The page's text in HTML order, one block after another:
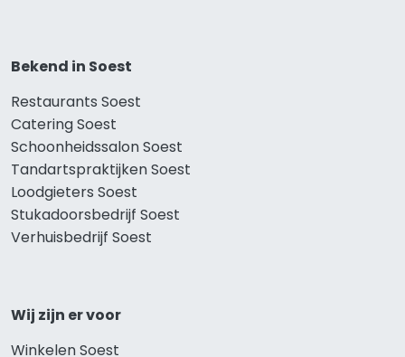
Bekend in Soest
Restaurants Soest
Catering Soest
Schoonheidssalon Soest
Tandartspraktijken Soest
Loodgieters Soest
Stukadoorsbedrijf Soest
Verhuisbedrijf Soest
Wij zijn er voor
Winkelen Soest